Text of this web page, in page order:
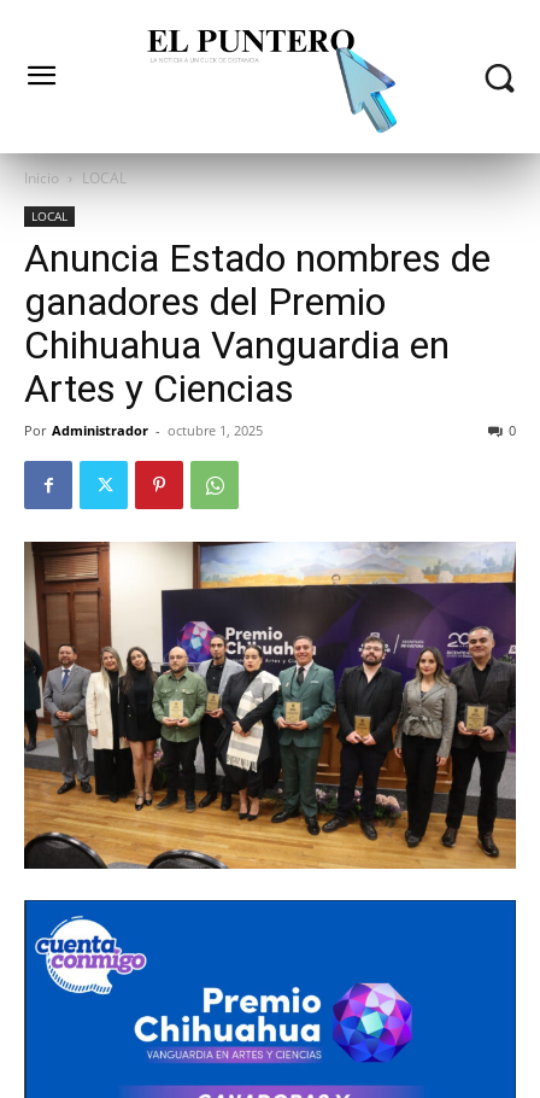
Inicio LOCAL
LOCAL
Anuncia Estado nombres de
ganadores del Premio
Chihuahua Vanguardia en
Artes y Ciencias
Por Administrador - octubre 1, 2025 0